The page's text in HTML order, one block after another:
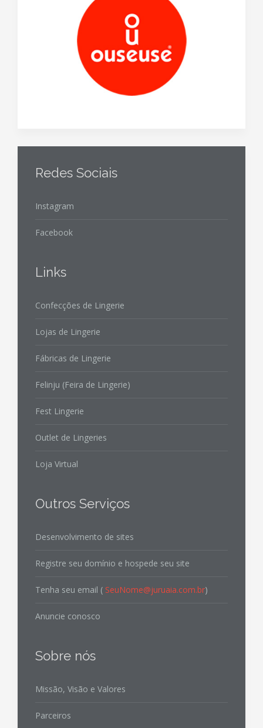
Redes Sociais
Instagram
Facebook
Links
Confecções de Lingerie
Lojas de Lingerie
Fábricas de Lingerie
Felinju (Feira de Lingerie)
Fest Lingerie
Outlet de Lingeries
Loja Virtual
Outros Serviços
Desenvolvimento de sites
Registre seu domínio e hospede seu site
Tenha seu email ( SeuNome@juruaia.com.br)
Anuncie conosco
Sobre nós
Missão, Visão e Valores
Parceiros